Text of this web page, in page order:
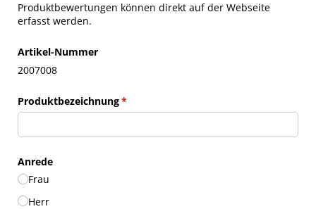
Produktbewertungen können direkt auf der Webseite
erfasst werden.
Artikel-Nummer
2007008
Produktbezeichnung*
(erforderlich)
Anrede
Frau
Herr